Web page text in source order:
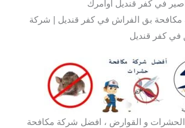
في كفر قنديل اوامرك
بق الفراش في كفر قنديل | شركة
في كفر قنديل
الحشرات و القوارض ، افضل شركة مكافحة